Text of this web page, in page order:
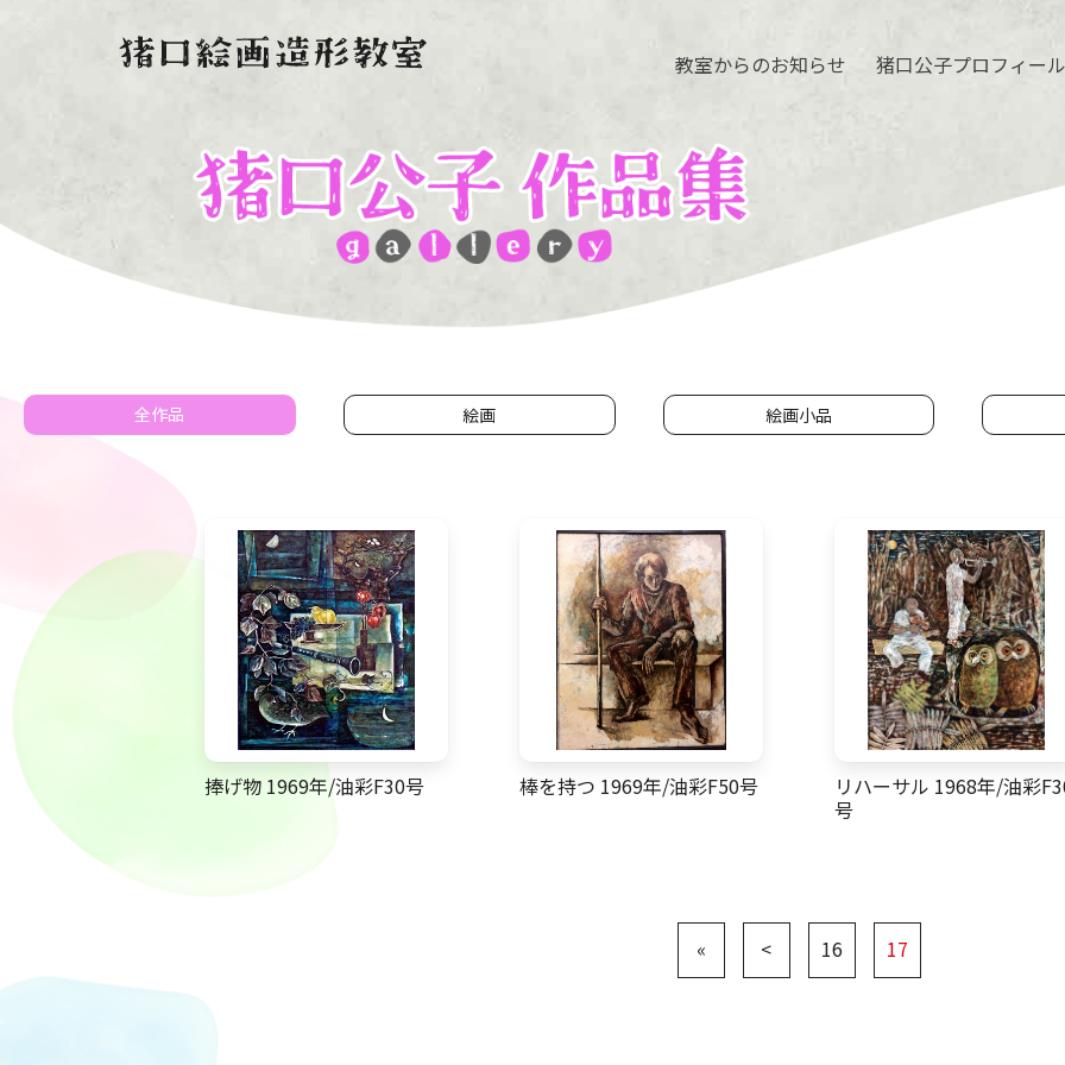
教室からのお知らせ 猪口公子プロフィール
全作品 絵画 絵画小品
捧げ物 1969年/油彩F30号 棒を持つ 1969年/油彩F50号
リハーサル 1968年/油彩
号
« < 16 17